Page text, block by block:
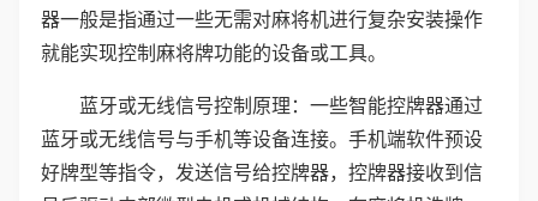
器一般是指通过一些无需对麻将机进行复杂安装操作
就能实现控制麻将牌功能的设备或工具。
蓝牙或无线信号控制原理：一些智能控牌器通过
蓝牙或无线信号与手机等设备连接。手机端软件预设
好牌型等指令，发送信号给控牌器，控牌器接收到信